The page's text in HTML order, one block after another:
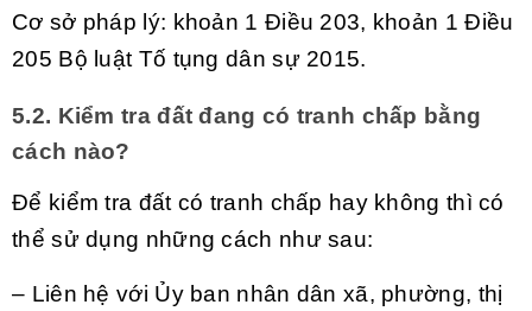
Cơ sở pháp lý: khoản 1 Điều 203, khoản 1 Điều
205 Bộ luật Tố tụng dân sự 2015.
5.2. Kiểm tra đất đang có tranh chấp bằng
cách nào?
Để kiểm tra đất có tranh chấp hay không thì có
thể sử dụng những cách như sau:
– Liên hệ với Ủy ban nhân dân xã, phường, thị